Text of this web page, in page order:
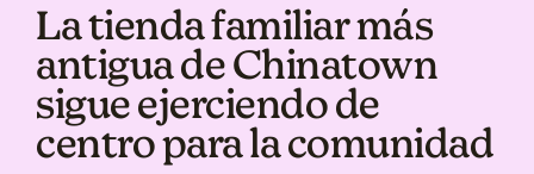
La tienda familiar más
antigua de Chinatown
sigue ejerciendo de
centro para la comunidad